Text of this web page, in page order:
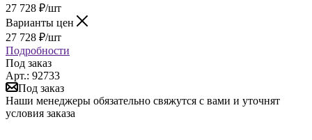
27 728 ₽/шт
Варианты цен
27 728 ₽/шт
Подробности
Под заказ
Арт.: 92733
Под заказ
Наши менеджеры обязательно свяжутся с вами и уточнят
условия заказа